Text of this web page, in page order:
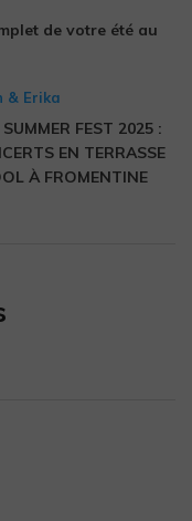
de votre été au
& Erika
FEST 2025 :
EN TERRASSE
À FROMENTINE